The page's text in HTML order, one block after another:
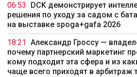
06:53
DCK демонстрирует
решения по уходу за садом с
на выставке spoga+gafa 2026
18:21
Александр Гроссу —
почему партнерский маркетинг
кому подходит эта сфера и из
чаще всего приходят в арбитраж